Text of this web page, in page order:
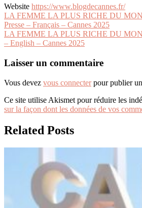
Website https://www.blogdecannes.fr/
Navigation
de
l’article
LA FEMME LA PLUS RICHE DU
Presse – Français – Cannes 2025
LA FEMME LA PLUS RICHE DU
– English – Cannes 2025
Laisser un commentaire
Vous devez vous connecterpour publier
Ce site utilise Akismet pour réduire les
sur la façon dont les données de vos
Related Posts